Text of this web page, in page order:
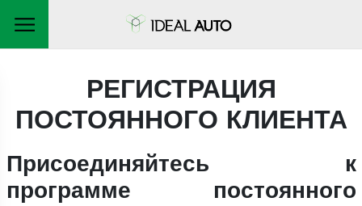
РЕГИСТРАЦИЯ
ПОСТОЯННОГО КЛИЕНТА
Присоединяйтесь к
программе постоянного